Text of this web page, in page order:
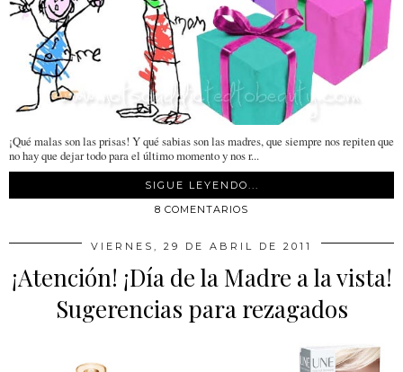
¡Qué malas son las prisas! Y qué sabias son las madres, que siempre nos repiten que
no hay que dejar todo para el último momento y nos r...
SIGUE LEYENDO...
8 COMENTARIOS
VIERNES, 29 DE ABRIL DE 2011
¡Atención! ¡Día de la Madre a la vista!
Sugerencias para rezagados